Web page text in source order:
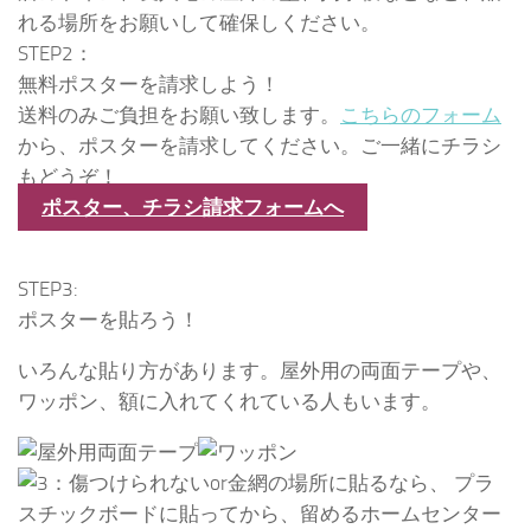
れる場所をお願いして確保しください。
STEP2：
無料ポスターを請求しよう！
送料のみご負担をお願い致します。 こちらのフォーム
から、ポスターを請求してください。ご一緒にチラシ
もどうぞ！
ポスター、チラシ請求フォームへ
STEP3:
ポスターを貼ろう！
いろんな貼り方があります。屋外用の両面テープや、
ワッポン、額に入れてくれている人もいます。